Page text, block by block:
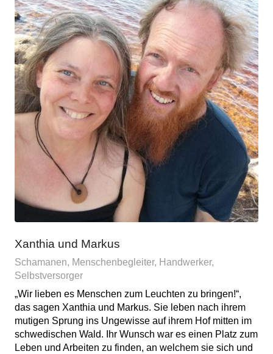
Xanthia und Markus
Schamanen, Menschenbegleiter, Handwerker,
Selbstversorger
„Wir lieben es Menschen zum Leuchten zu bringen!“,
das sagen Xanthia und Markus. Sie leben nach ihrem
mutigen Sprung ins Ungewisse auf ihrem Hof mitten im
schwedischen Wald. Ihr Wunsch war es einen Platz zum
Leben und Arbeiten zu finden, an welchem sie sich und